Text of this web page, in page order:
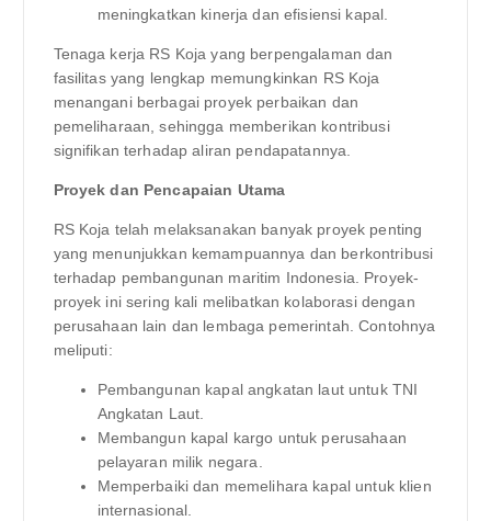
meningkatkan kinerja dan efisiensi kapal.
Tenaga kerja RS Koja yang berpengalaman dan
fasilitas yang lengkap memungkinkan RS Koja
menangani berbagai proyek perbaikan dan
pemeliharaan, sehingga memberikan kontribusi
signifikan terhadap aliran pendapatannya.
Proyek dan Pencapaian Utama
RS Koja telah melaksanakan banyak proyek penting
yang menunjukkan kemampuannya dan berkontribusi
terhadap pembangunan maritim Indonesia. Proyek-
proyek ini sering kali melibatkan kolaborasi dengan
perusahaan lain dan lembaga pemerintah. Contohnya
meliputi:
Pembangunan kapal angkatan laut untuk TNI
Angkatan Laut.
Membangun kapal kargo untuk perusahaan
pelayaran milik negara.
Memperbaiki dan memelihara kapal untuk klien
internasional.